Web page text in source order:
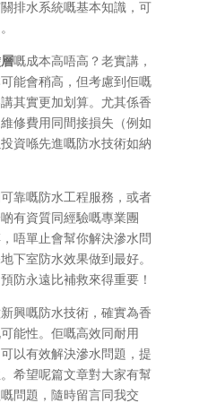
排水系統嘅基本知識，可
。
嘅成本高唔高？老實講，
能會稍高，但考慮到佢嘅
其實更加划算。尤其係香
修費用同間接損失（例如
資喺先進嘅防水技術如納
靠嘅防水工程服務，或者
有資質同經驗嘅專業團
唔單止會幫你解決滲水問
下室防水效果做到最好。
防永遠比補救來得重要！
興嘅防水技術，確實為香
能性。佢嘅高效同耐用
以有效解決滲水問題，提
希望呢篇文章對大家有幫
問題，隨時留言同我交